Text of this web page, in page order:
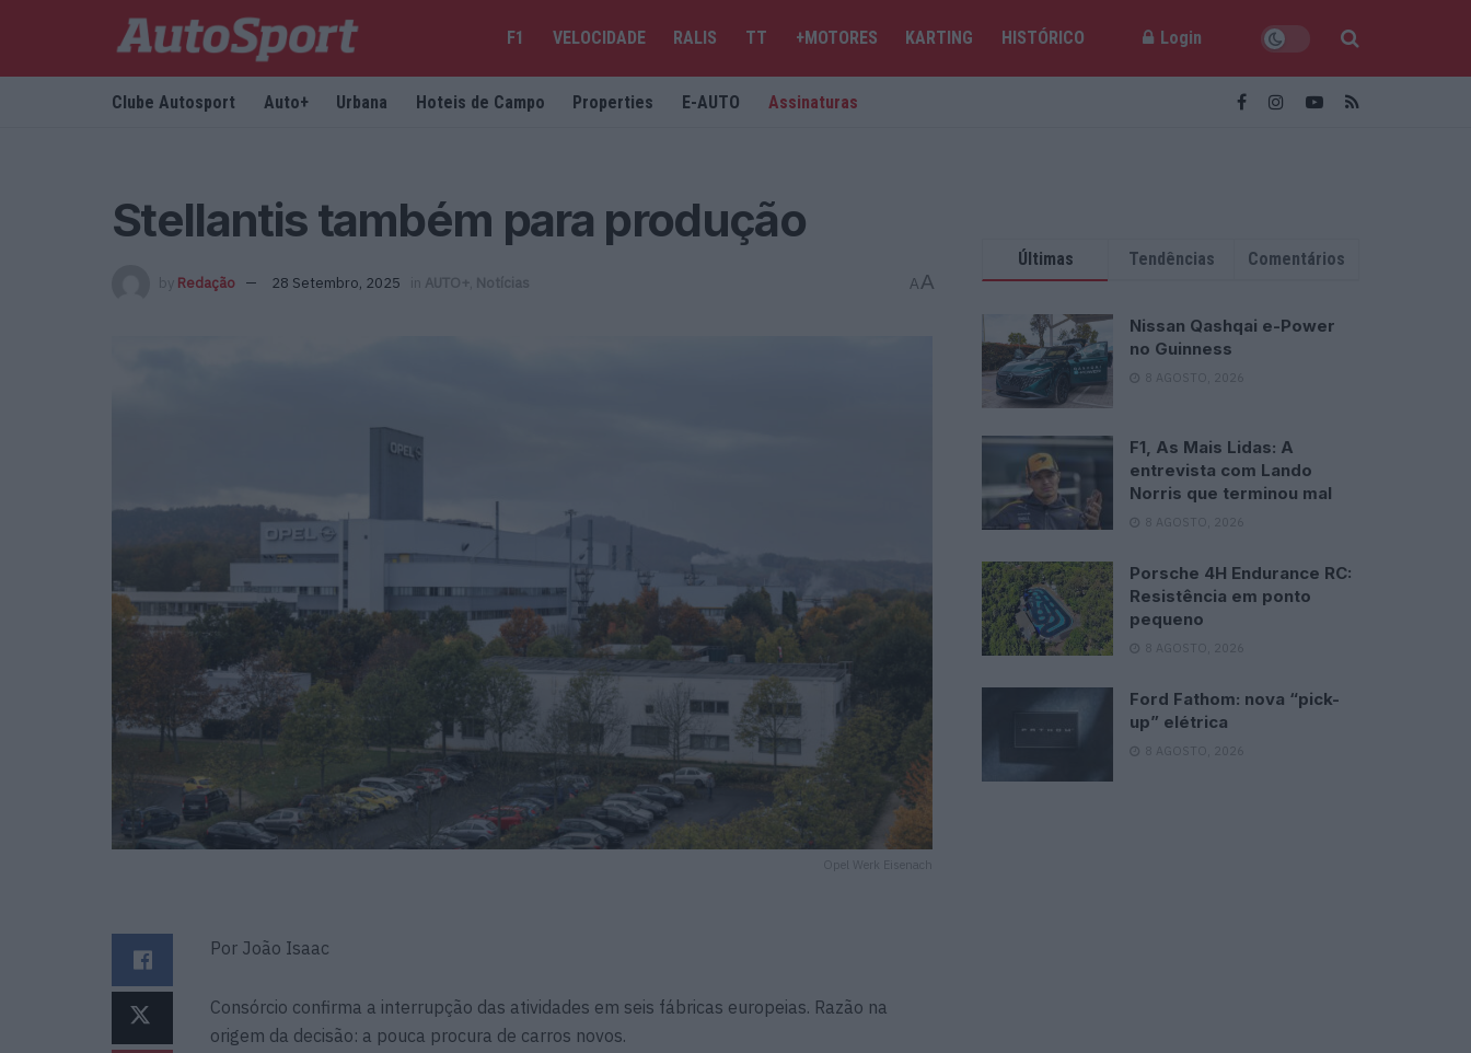
F1 VELOCIDADE RALIS TT +MOTORES KARTING HISTÓRICO Login
Clube Autosport Auto+ Urbana Hoteis de Campo Properties E-AUTO Assinaturas
Stellantis também para produção
by Redação 28 Setembro, 2025 in AUTO+ Notícias AA
Opel Werk Eisenach
Por João Isaac
Consórcio confirma a interrupção das atividades em seis fábricas europeias. Razão na
origem da decisão: a pouca procura de carros novos.
Últimas Tendências Comentários
Nissan Qashqai e-Power
no Guinness
8 AGOSTO, 2026
F1, As Mais Lidas: A
entrevista com Lando
Norris que terminou mal
8 AGOSTO, 2026
Porsche 4H Endurance RC:
Resistência em ponto
pequeno
8 AGOSTO, 2026
Ford Fathom: nova “pick-
up” elétrica
8 AGOSTO, 2026